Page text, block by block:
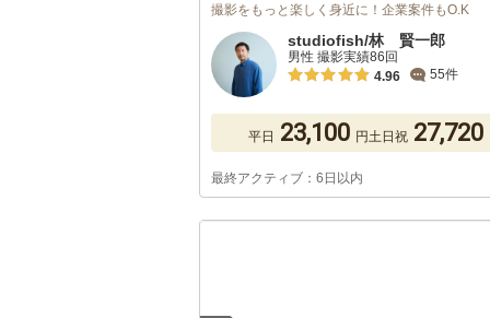
撮影をもっと楽しく身近に！企業案件もO.K
studiofish/林 賢一郎
男性 撮影実績86回
4.96
55件
平日 23,100 円土日祝 27,720
最終アクティブ：6日以内